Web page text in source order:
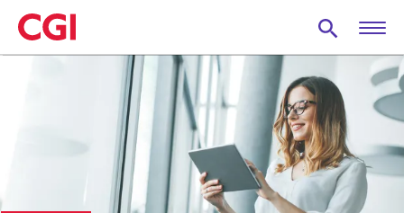
Skip
to
main